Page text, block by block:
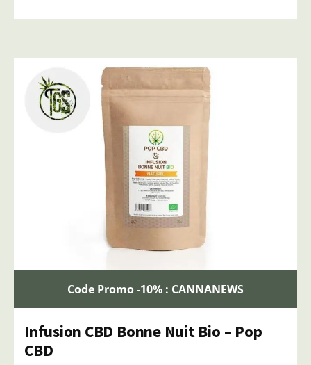
Code Promo -10% : CANNANEWS
Infusion CBD Bonne Nuit Bio – Pop
CBD